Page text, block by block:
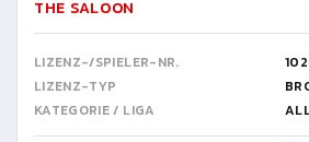
THE SALOON
LIZENZ-/SPIELER-NR.
LIZENZ-TYP
KATEGORIE / LIGA